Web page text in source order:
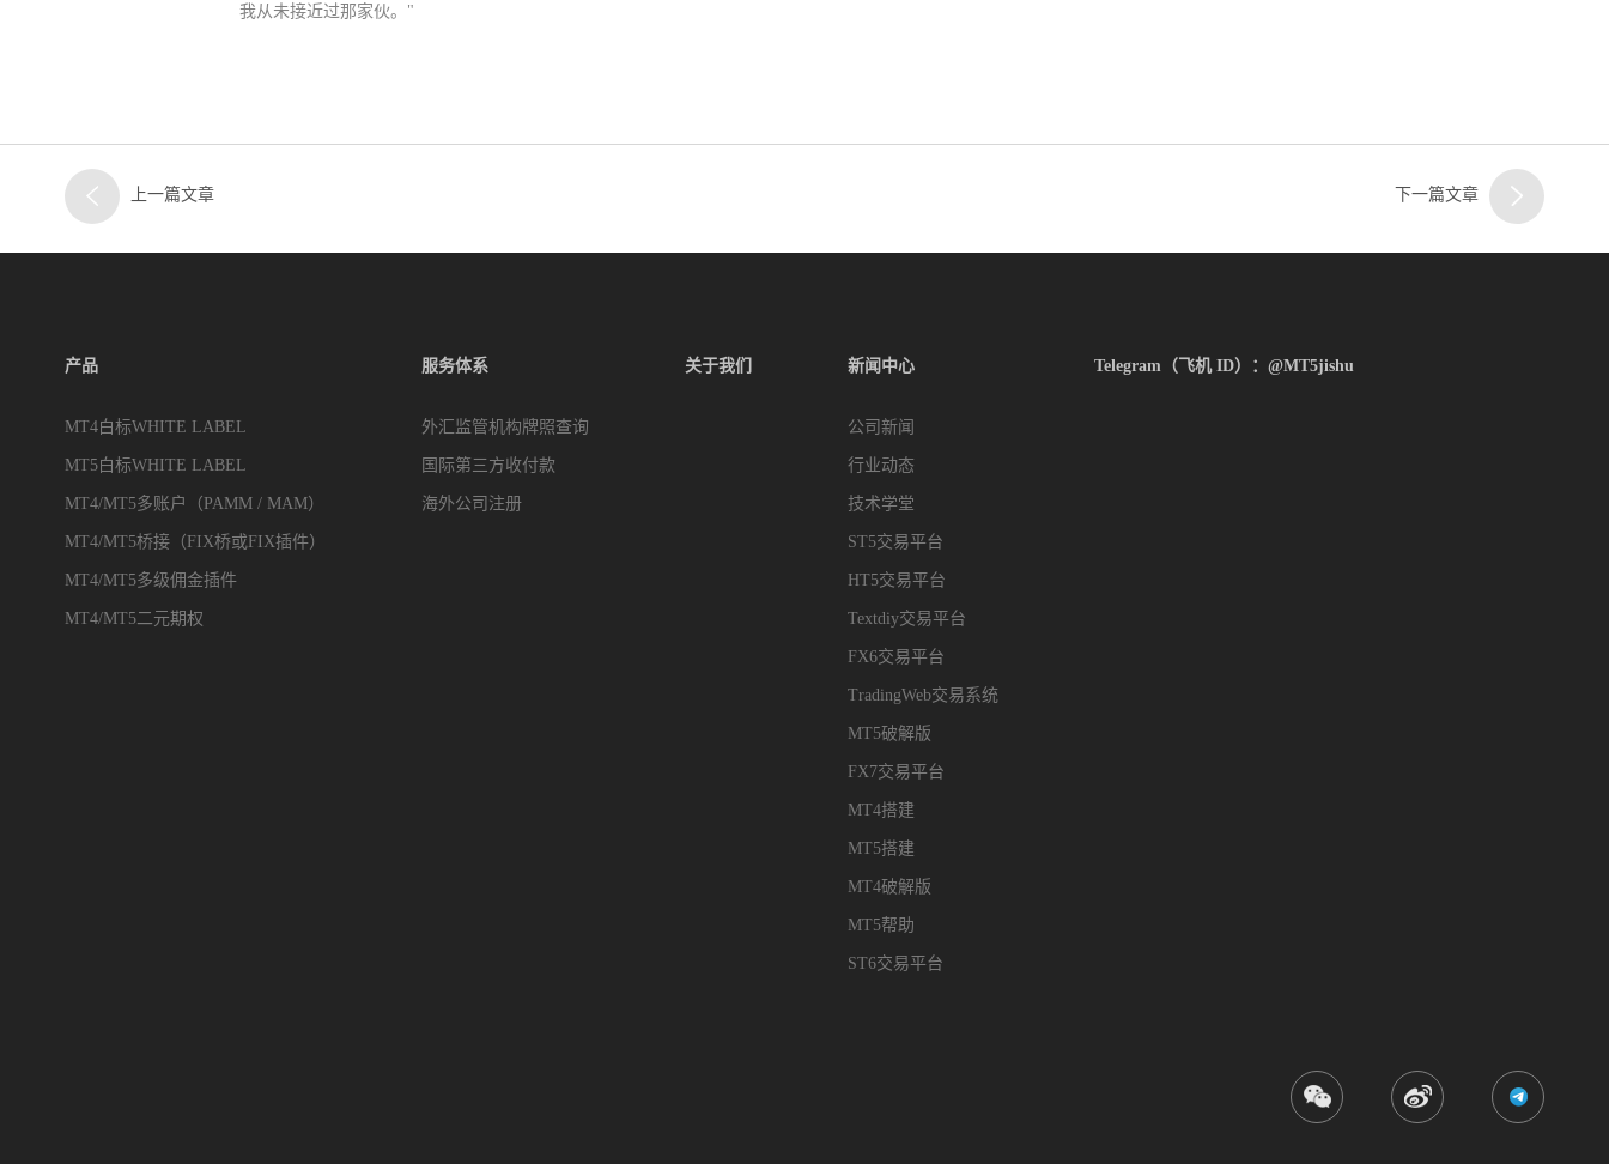
我从未接近过那家伙。"
上一篇文章 下一篇文章
产品
MT4白标WHITE LABEL
MT5白标WHITE LABEL
MT4/MT5多账户（PAMM / MAM）
MT4/MT5桥接（FIX桥或FIX插件）
MT4/MT5多级佣金插件
MT4/MT5二元期权
服务体系
外汇监管机构牌照查询
国际第三方收付款
海外公司注册
关于我们 新闻中心
公司新闻
行业动态
技术学堂
ST5交易平台
HT5交易平台
Textdiy交易平台
FX6交易平台
TradingWeb交易系统
MT5破解版
FX7交易平台
MT4搭建
MT5搭建
MT4破解版
MT5帮助
ST6交易平台
Telegram（飞机 ID）：@MT5jishu